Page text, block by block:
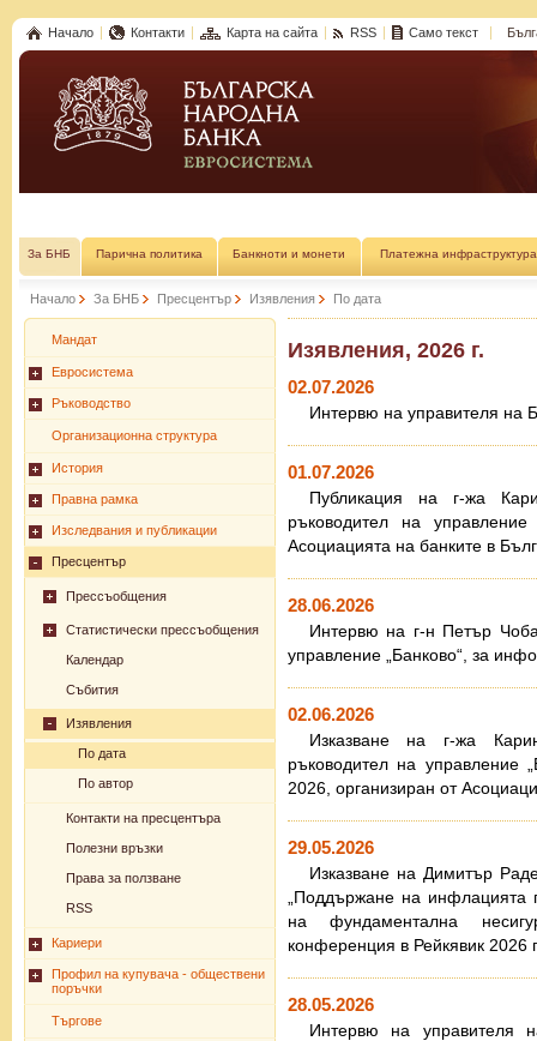
Начало Контакти Карта на сайта RSS Само текст
За БНБ Парична политика Банкноти и монети Платежна инфраструктура
Начало За БНБ Пресцентър Изявления По дата
Мандат
Евросистема
Ръководство
Организационна структура
История
Правна рамка
Изследвания и публикации
Пресцентър
Прессъобщения
Статистически прессъобщения
Календар
Събития
Изявления
По дата
По автор
Контакти на пресцентъра
Полезни връзки
Права за ползване
RSS
Кариери
Профил на купувача - обществени
поръчки
Търгове
Изявления, 2026 г.
02.07.2026
Интервю на управителя на
01.07.2026
Публикация на г-жа
ръководител на
Асоциацията на банките в
28.06.2026
Интервю на г-н Петър
управление „Банково“, за
02.06.2026
Изказване на г-жа
ръководител на
2026, организиран от
29.05.2026
Изказване на Димитър
„Поддържане на инфлацията
на фундаментална
конференция в Рейкявик 2026
28.05.2026
Интервю на управителя